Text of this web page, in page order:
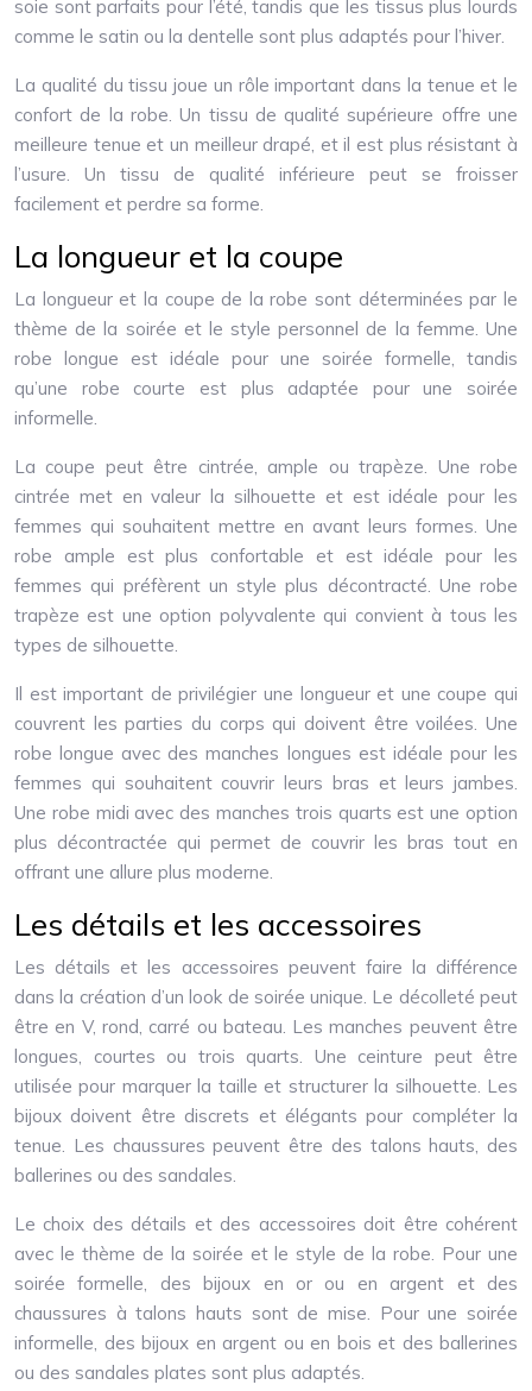
soie sont parfaits pour l’été, tandis que les tissus plus lourds
comme le satin ou la dentelle sont plus adaptés pour l’hiver.
La qualité du tissu joue un rôle important dans la tenue et le
confort de la robe. Un tissu de qualité supérieure offre une
meilleure tenue et un meilleur drapé, et il est plus résistant à
l’usure. Un tissu de qualité inférieure peut se froisser
facilement et perdre sa forme.
La longueur et la coupe
La longueur et la coupe de la robe sont déterminées par le
thème de la soirée et le style personnel de la femme. Une
robe longue est idéale pour une soirée formelle, tandis
qu’une robe courte est plus adaptée pour une soirée
informelle.
La coupe peut être cintrée, ample ou trapèze. Une robe
cintrée met en valeur la silhouette et est idéale pour les
femmes qui souhaitent mettre en avant leurs formes. Une
robe ample est plus confortable et est idéale pour les
femmes qui préfèrent un style plus décontracté. Une robe
trapèze est une option polyvalente qui convient à tous les
types de silhouette.
Il est important de privilégier une longueur et une coupe qui
couvrent les parties du corps qui doivent être voilées. Une
robe longue avec des manches longues est idéale pour les
femmes qui souhaitent couvrir leurs bras et leurs jambes.
Une robe midi avec des manches trois quarts est une option
plus décontractée qui permet de couvrir les bras tout en
offrant une allure plus moderne.
Les détails et les accessoires
Les détails et les accessoires peuvent faire la différence
dans la création d’un look de soirée unique. Le décolleté peut
être en V, rond, carré ou bateau. Les manches peuvent être
longues, courtes ou trois quarts. Une ceinture peut être
utilisée pour marquer la taille et structurer la silhouette. Les
bijoux doivent être discrets et élégants pour compléter la
tenue. Les chaussures peuvent être des talons hauts, des
ballerines ou des sandales.
Le choix des détails et des accessoires doit être cohérent
avec le thème de la soirée et le style de la robe. Pour une
soirée formelle, des bijoux en or ou en argent et des
chaussures à talons hauts sont de mise. Pour une soirée
informelle, des bijoux en argent ou en bois et des ballerines
ou des sandales plates sont plus adaptés.